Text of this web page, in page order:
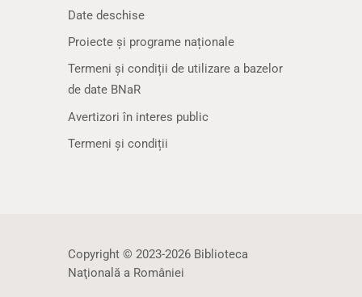
Date deschise
Proiecte și programe naționale
Termeni și condiții de utilizare a bazelor
de date BNaR
Avertizori în interes public
Termeni și condiții
Copyright © 2023-2026 Biblioteca
Naţională a României